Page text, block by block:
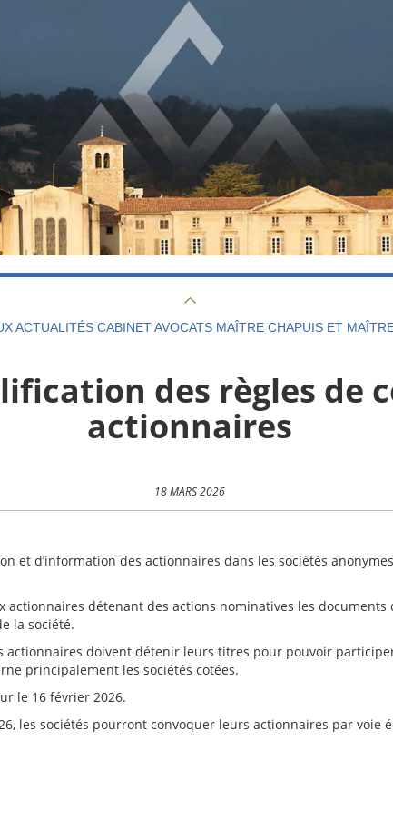
ACTUALITÉS CABINET AVOCATS MAÎTRE CHAPUIS ET
des règles de
actionnaires
18 MARS 2026
et d’information des actionnaires dans les sociétés
actionnaires détenant des actions nominatives les documents
la société.
actionnaires doivent détenir leurs titres pour pouvoir
principalement les sociétés cotées.
le 16 février 2026.
les sociétés pourront convoquer leurs actionnaires par voie